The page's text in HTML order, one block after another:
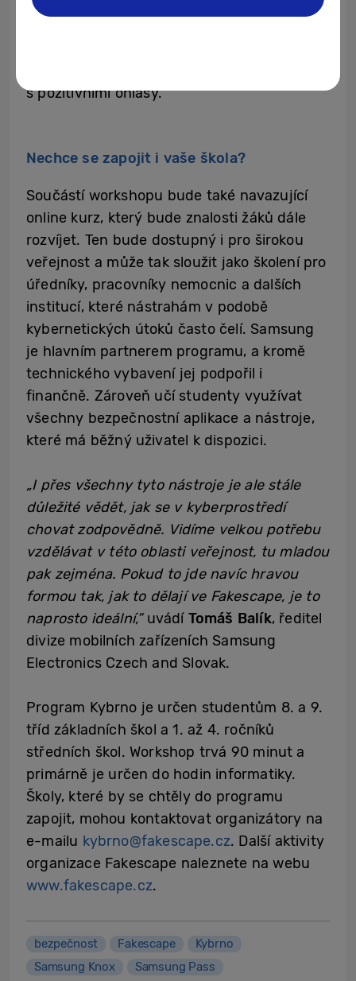
základě zpětné vazby dále upraven a
s pozitivními ohlasy.
Nechce se zapojit i vaše škola?
Součástí workshopu bude také navazující
online kurz, který bude znalosti žáků dále
rozvíjet. Ten bude dostupný i pro širokou
veřejnost a může tak sloužit jako školení pro
úředníky, pracovníky nemocnic a dalších
institucí, které nástrahám v podobě
kybernetických útoků často čelí. Samsung
je hlavním partnerem programu, a kromě
technického vybavení jej podpořil i
finančně. Zároveň učí studenty využívat
všechny bezpečnostní aplikace a nástroje,
které má běžný uživatel k dispozici.
„I přes všechny tyto nástroje je ale stále
důležité vědět, jak se v kyberprostředí
chovat zodpovědně. Vidíme velkou potřebu
vzdělávat v této oblasti veřejnost, tu mladou
pak zejména. Pokud to jde navíc hravou
formou tak, jak to dělají ve Fakescape, je to
naprosto ideální,”uvádí Tomáš Balík, ředitel
divize mobilních zařízeních Samsung
Electronics Czech and Slovak.
Program Kybrno je určen studentům 8. a 9.
tříd základních škol a 1. až 4. ročníků
středních škol. Workshop trvá 90 minut a
primárně je určen do hodin informatiky.
Školy, které by se chtěly do programu
zapojit, mohou kontaktovat organizátory na
e-mailu kybrno@fakescape.cz. Další aktivity
organizace Fakescape naleznete na webu
www.fakescape.cz.
bezpečnost Fakescape
Kybrno
Samsung Knox
Samsung Pass